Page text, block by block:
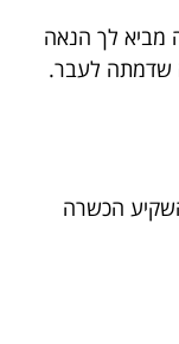
מביא לך הנאה
שדמתה לעבר.
הכשרה